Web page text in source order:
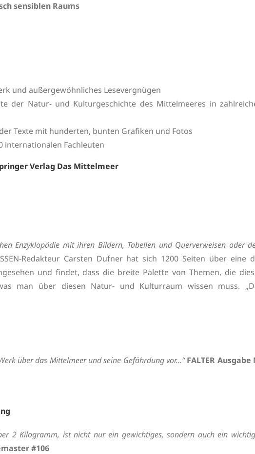
sensiblen Raums
und außergewöhnliches Lesevergnügen
der Natur- und Kulturgeschichte des Mittelmeeres in
Texte mit hunderten, bunten Grafiken und Fotos
internationalen Fachleuten
Verlag Das Mittelmeer
Enzyklopädie mit ihren Bildern, Tabellen und Querverweisen oder
Redakteur Carsten Dufner hat sich 1200 Seiten über eine
und findet, dass die breite Palette von Themen, die
man über diesen Natur- und Kulturraum wissen muss.
über das Mittelmeer und seine Gefährdung vor…“FALTER Ausgabe
2 Kilogramm, ist nicht nur ein gewichtiges, sondern auch ein
#106